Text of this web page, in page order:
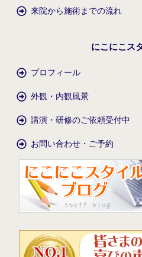
来院から施術までの流れ
にこにこス
プロフィール
外観・内観風景
講演・研修のご依頼受付中
お問い合わせ・ご予約